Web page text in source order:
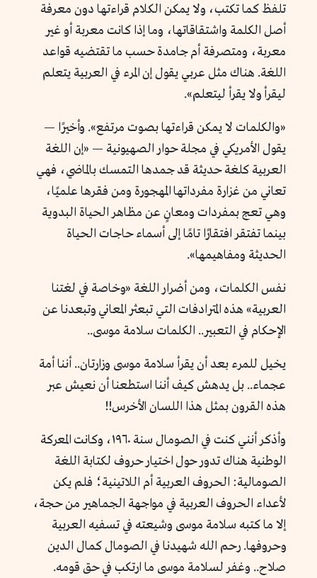
تلفظ كما تكتب، ولا يمكن الكلام قراءتها دون معرفة
أصل الكلمة واشتقاقاتها، وما إذا كانت معربة أو غير
معربة، ومتصرفة أم جامدة حسب ما تقتضيه قواعد
اللغة. هناك مثل عربي يقول إن المرء في العربية يتعلم
ليقرأ ولا يقرأ ليتعلم».
«والكلمات لا يمكن قراءتها بصوت مرتفع». وأخيرًا —
يقول الأمريكي في مجلة حوار الصهيونية — «إن اللغة
العربية كلغة حديثة قد جمدها التمسك بالماضي، فهي
تعاني من غزارة مفرداتها المهجورة ومن فقرها علميًا،
وهي تعج بمفردات ومعانٍ عن مظاهر الحياة البدوية
بينما تفتقر افتقارًا تامًا إلى أسماء حاجات الحياة
الحديثة ومفاهيمها».
نفس الكلمات، ومن أضرار اللغة «وخاصة في لغتنا
العربية» هذه المترادفات التي تبعثر المعاني وتبعدنا عن
الإحكام في التعبير.. الكلمات سلامة موسى..
يخيل للمرء بعد أن يقرأ سلامة موسى وزارتان.. أننا أمة
عجماء.. بل يدهش كيف أننا استطعنا أن نعيش عبر
هذه القرون بمثل هذا اللسان الأخرس!!
وأذكر أنني كنت في الصومال سنة ١٩٦٠، وكانت المعركة
الوطنية هناك تدور حول اختيار حروف لكتابة اللغة
الصومالية: الحروف العربية أم اللاتينية؛ فلم يكن
لأعداء الحروف العربية في مواجهة الجماهير من حجة،
إلا ما كتبه سلامة موسى وشيعته في تسفيه العربية
وحروفها. رحم الله شهيدنا في الصومال كمال الدين
صلاح.. وغفر لسلامة موسى ما ارتكب في حق قومه.